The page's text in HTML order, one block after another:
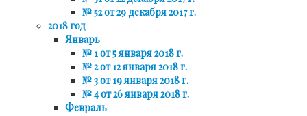
№ 52 от 29 декабря 2017 г.
2018 год
Январь
№ 1 от 5 января 2018 г.
№ 2 от 12 января 2018 г.
№ 3 от 19 января 2018 г.
№ 4 от 26 января 2018 г.
Февраль